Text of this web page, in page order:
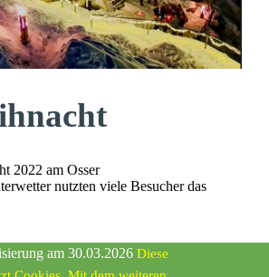
2022 am Osser
nutzten viele Besucher das
am 30.03.2026 Diese